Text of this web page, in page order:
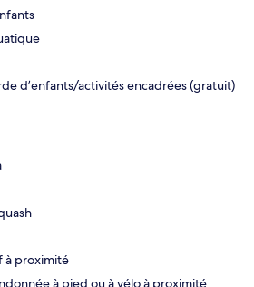
d’enfants/activités encadrées (gratuit)
à proximité
à pied ou à vélo à proximité